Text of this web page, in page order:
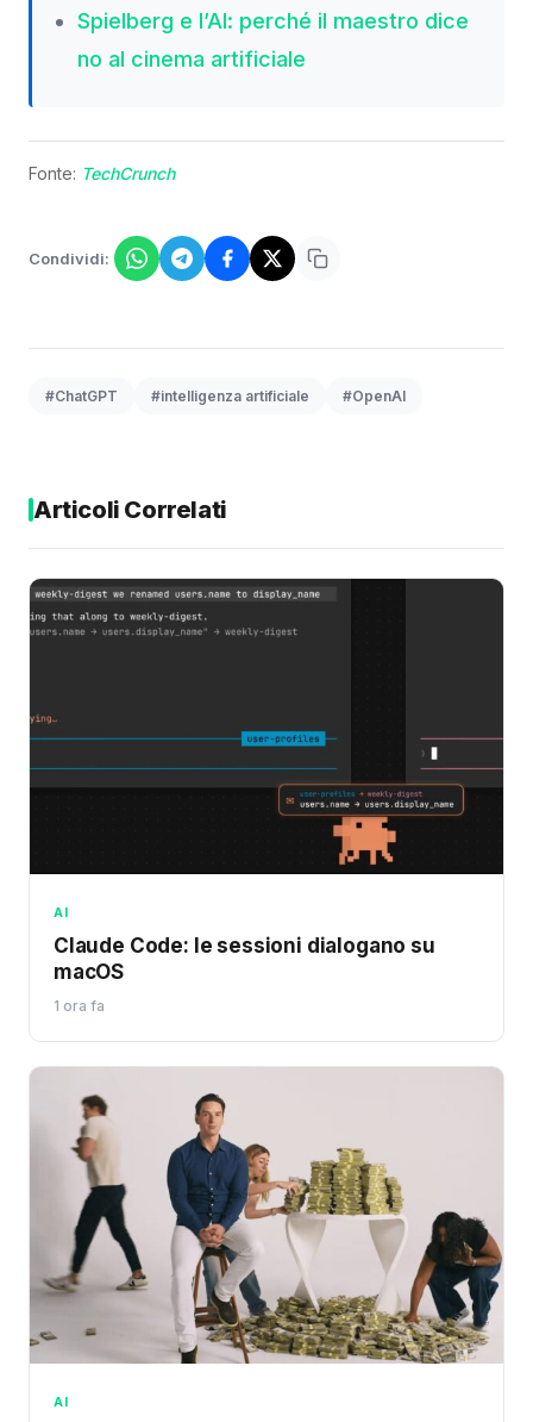
Spielberg e l’AI: perché il maestro dice
no al cinema artificiale
Fonte: TechCrunch
Condividi:
#ChatGPT #intelligenza artificiale #OpenAI
Articoli Correlati
AI
Claude Code: le sessioni dialogano su
macOS
1 ora fa
AI